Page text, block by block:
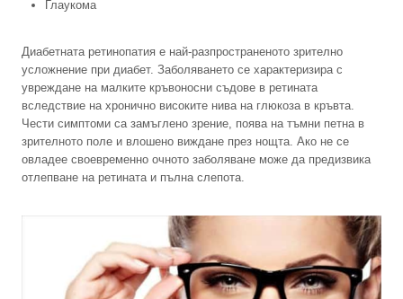
Глаукома
Диабетната ретинопатия е най-разпространеното зрително
усложнение при диабет. Заболяването се характеризира с
увреждане на малките кръвоносни съдове в ретината
вследствие на хронично високите нива на глюкоза в кръвта.
Чести симптоми са замъглено зрение, поява на тъмни петна в
зрителното поле и влошено виждане през нощта. Ако не се
овладее своевременно очното заболяване може да предизвика
отлепване на ретината и пълна слепота.